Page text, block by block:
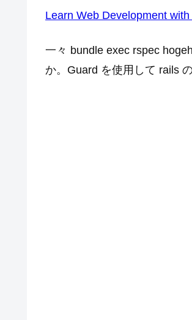
Learn Web Development
一々 bundle exec rspec
か。Guard を使用して rails